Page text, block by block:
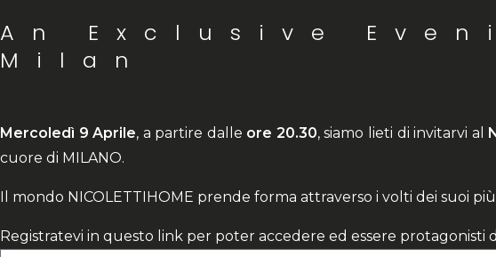
An Exclusive
Milan
Mercoledì 9 Aprile, a partire dalle ore 20.30, siamo lieti di invitarvi al
cuore di MILANO.
Il mondo NICOLETTIHOME prende forma attraverso i volti dei suoi
Registratevi in questo link per poter accedere ed essere protagonisti